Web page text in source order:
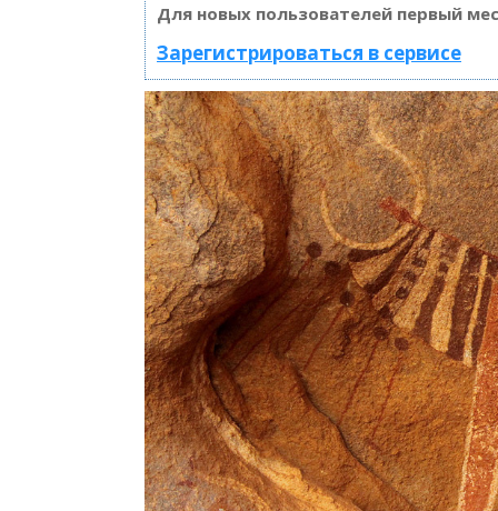
Для новых пользователей первый
Зарегистрироваться в сервисе